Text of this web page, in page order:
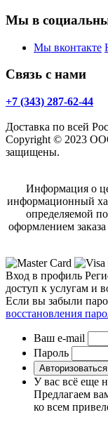
Мы в
Мы вконтакте
Связь с нами
+7 (343) 287-62-44
Доставка по всей
Copyright © 2023
защищены.
Информация о
информационный
определяемой
оформлением
Вход в профиль
доступ к услугам и
Если вы забыли
восстановления
Ваш e-mail
Пароль
Авторизоваться
У вас всё еще
Предлагаем
ко всем